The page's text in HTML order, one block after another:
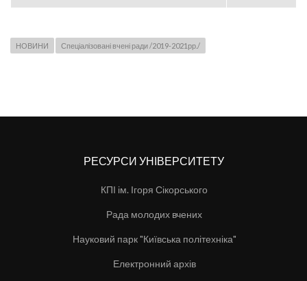
НОВИНИ Спеціалізовані вчені ради /2019-2021рр./
РЕСУРСИ УНІВЕРСИТЕТУ
КПІ ім. Ігоря Сікорського
Рада молодих вчених
Науковий парк "Київська політехніка"
Електронний архів